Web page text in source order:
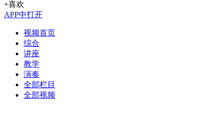
+喜欢
APP中打开
视频首页
综合
讲座
教学
演奏
全部栏目
全部视频